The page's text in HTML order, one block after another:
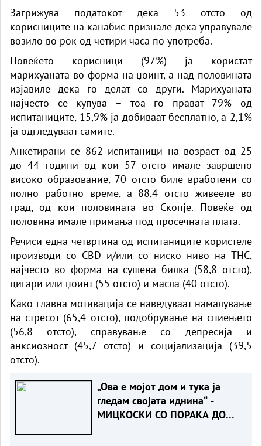
Загрижува податокот дека 53 отсто од
корисниците на канабис признале дека управувале
возило во рок од четири часа по употреба.
Повеќето корисници (97%) ја користат
марихуаната во форма на џоинт, а над половината
изјавиле дека го делат со други. Марихуаната
најчесто се купува – тоа го прават 79% од
испитаниците, 15,9% ја добиваат бесплатно, а 2,1%
ја одгледуваат самите.
Анкетирани се 862 испитаници на возраст од 25
до 44 години од кои 57 отсто имале завршено
високо образование, 70 отсто биле вработени со
полно работно време, а 88,4 отсто живееле во
град, од кои половината во Скопје. Повеќе од
половина имале примања под просечната плата.
Речиси една четвртина од испитаниците користеле
производи со CBD и/или со ниско ниво на THC,
најчесто во форма на сушена билка (58,8 отсто),
цигари или џоинт (55 отсто) и масла (40 отсто).
Како главна мотивација се наведуваат намалување
на стресот (65,4 отсто), подобрување на спиењето
(56,8 отсто), справување со депресија и
анксиозност (45,7 отсто) и социјализација (39,5
отсто).
„Ова е мојот дом и тука ја
гледам својата иднина“ -
МИЦКОСКИ СО ПОРАКА ДО